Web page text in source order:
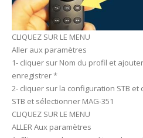
CLIQUEZ SUR LE MENU
Aller aux paramètres
1- cliquer sur Nom du profil et
enregistrer *
2- cliquer sur la configuration STB
STB et sélectionner MAG-351
CLIQUEZ SUR LE MENU
ALLER Aux paramètres